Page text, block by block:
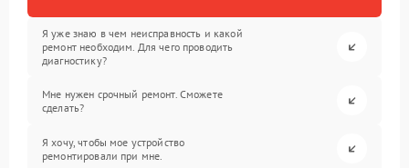
Я уже знаю в чем неисправность и какой
ремонт необходим. Для чего проводить
диагностику?
Мне нужен срочный ремонт. Сможете
сделать?
Я хочу, чтобы мое устройство
ремонтировали при мне.